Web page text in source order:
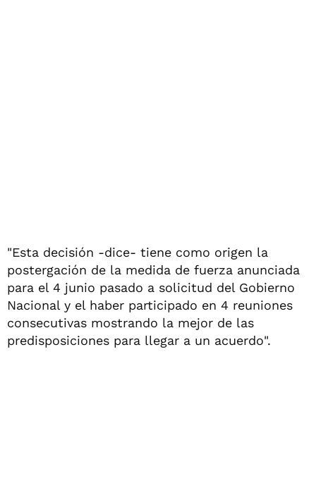
"Esta decisión -dice- tiene como origen la
postergación de la medida de fuerza anunciada
para el 4 junio pasado a solicitud del Gobierno
Nacional y el haber participado en 4 reuniones
consecutivas mostrando la mejor de las
predisposiciones para llegar a un acuerdo".